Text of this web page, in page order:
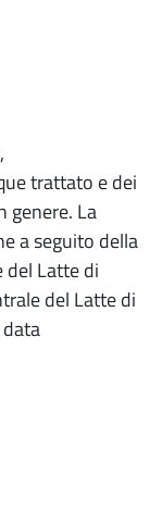
trattato e dei
genere. La
a seguito della
del Latte di
del Latte di